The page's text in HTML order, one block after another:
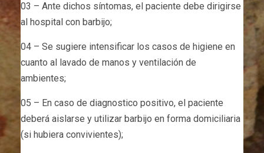
03 – Ante dichos síntomas, el paciente debe dirigirse
al hospital con barbijo;
04 – Se sugiere intensificar los casos de higiene en
cuanto al lavado de manos y ventilación de
ambientes;
05 – En caso de diagnostico positivo, el paciente
deberá aislarse y utilizar barbijo en forma domiciliaria
(si hubiera convivientes);